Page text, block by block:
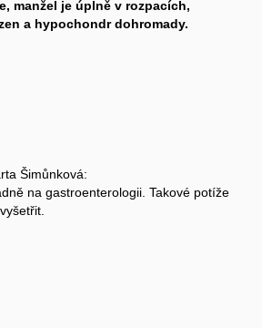
manžel je úplně v rozpacích,
a hypochondr dohromady.
Šimůnková:
na gastroenterologii. Takové potíže